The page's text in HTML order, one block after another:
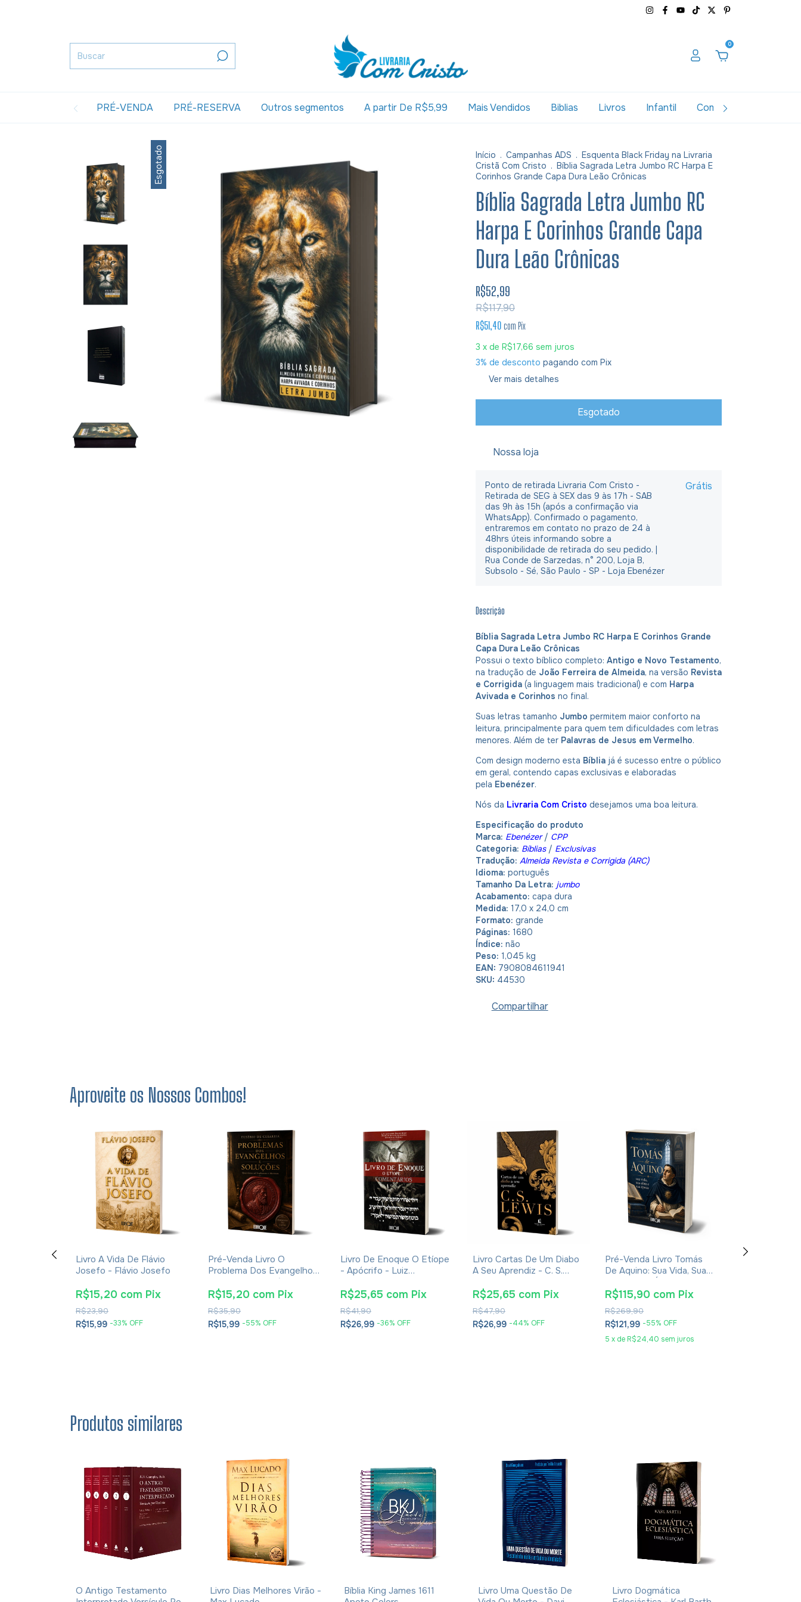
0
PRÉ-VENDA PRÉ-RESERVA Outros segmentos A partir De R$5,99 Mais Vendidos Biblias Livros Infantil Combos
Esgotado Início . Campanhas ADS . Esquenta Black Friday na Livraria
Cristã Com Cristo . Bíblia Sagrada Letra Jumbo RC Harpa E
Corinhos Grande Capa Dura Leão Crônicas
Bíblia Sagrada Letra Jumbo RC
Harpa E Corinhos Grande Capa
Dura Leão Crônicas
R$52,99
R$117,90
R$51,40 com Pix
3 x de R$17,66 sem juros
3% de desconto pagando com Pix
Ver mais detalhes
Nossa loja
Ponto de retirada Livraria Com Cristo -
Retirada de SEG à SEX das 9 às 17h - SAB
das 9h às 15h (após a confirmação via
WhatsApp). Confirmado o pagamento,
entraremos em contato no prazo de 24 à
48hrs úteis informando sobre a
disponibilidade de retirada do seu pedido. |
Rua Conde de Sarzedas, n° 200, Loja B,
Subsolo - Sé, São Paulo - SP - Loja Ebenézer
Grátis
Descrição
Bíblia Sagrada Letra Jumbo RC Harpa E Corinhos Grande
Capa Dura Leão Crônicas
Possui o texto bíblico completo: Antigo e Novo Testamento,
na tradução de João Ferreira de Almeida, na versão Revista
e Corrigida (a linguagem mais tradicional) e com Harpa
Avivada e Corinhos no final.
Suas letras tamanho Jumbo permitem maior conforto na
leitura, principalmente para quem tem dificuldades com letras
menores. Além de ter Palavras de Jesus em Vermelho.
Com design moderno esta Bíblia já é sucesso entre o público
em geral, contendo capas exclusivas e elaboradas
pela Ebenézer.
Nós da Livraria Com Cristo desejamos uma boa leitura.
Especificação do produto
Marca: Ebenézer/ CPP
Categoria: Bíblias / Exclusivas
Tradução: Almeida Revista e Corrigida (ARC)
Idioma: português
Tamanho Da Letra: jumbo
Acabamento: capa dura
Medida: 17,0 x 24,0 cm
Formato: grande
Páginas: 1680
Índice: não
Peso: 1,045 kg
EAN: 7908084611941
SKU: 44530
Compartilhar
Aproveite os Nossos Combos!
Livro A Vida De Flávio
Josefo - Flávio Josefo
R$15,99 -33% OFF
R$23,90
R$15,20 com Pix
Pré-Venda Livro O
Problema Dos Evangelhos
E Soluções- Eusébio De
Cesareia
R$15,99 -55% OFF
R$35,90
R$15,20 com Pix
Livro De Enoque O Etíope
- Apócrifo - Luiz
R$26,99 -36% OFF
R$41,90
R$25,65 com Pix
Livro Cartas De Um Diabo
A Seu Aprendiz - C. S.
R$26,99 -44% OFF
R$47,90
R$25,65 com Pix
Pré-Venda Livro Tomás
De Aquino: Sua Vida, Sua
Obra E Sua Época -
Eudaldo Forment Giralt
R$121,99 -55% OFF
5 x de R$24,40 sem juros
R$269,90
R$115,90 com Pix
Livro
Produtos similares
O Antigo Testamento
Livro Dias Melhores Virão -
Bíblia King James 1611
Livro Uma Questão De
Livro Dogmática